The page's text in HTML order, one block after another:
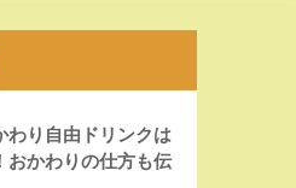
わり自由ドリンクは
おかわりの仕方も伝